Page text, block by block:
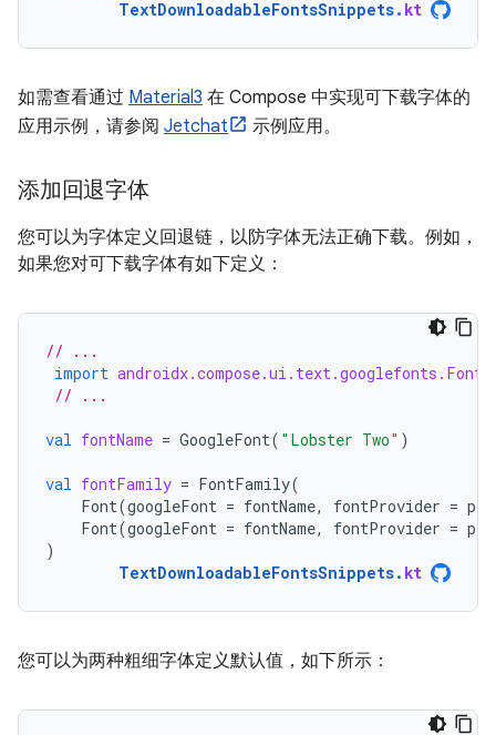
TextDownloadableFontsSnippets. kt
如需查看通过 Material3 在 Compose 中实现可下载字体的
应用示例，请参阅 Jetchat 示例应用。
添加回退字体
您可以为字体定义回退链，以防字体无法正确下载。例如，
如果您对可下载字体有如下定义：
// ...
import androidx.compose.ui.text.googlefonts.Font
// ...
val fontName = GoogleFont( "Lobster Two" )
val fontFamily = FontFamily(
Font(googleFont = fontName, fontProvider =
Font(googleFont = fontName, fontProvider =
)
TextDownloadableFontsSnippets. kt
您可以为两种粗细字体定义默认值，如下所示：